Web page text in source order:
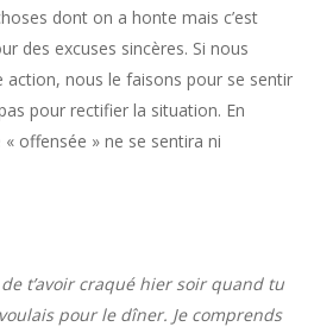
dont on a honte mais c’est
des excuses sincères. Si nous
nous le faisons pour se sentir
pour rectifier la situation. En
offensée » ne se sentira ni
t’avoir craqué hier soir quand tu
pour le dîner. Je comprends